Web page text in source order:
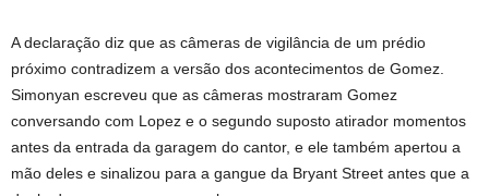
A declaração diz que as câmeras de vigilância de um prédio
próximo contradizem a versão dos acontecimentos de Gomez.
Simonyan escreveu que as câmeras mostraram Gomez
conversando com Lopez e o segundo suposto atirador momentos
antes da entrada da garagem do cantor, e ele também apertou a
mão deles e sinalizou para a gangue da Bryant Street antes que a